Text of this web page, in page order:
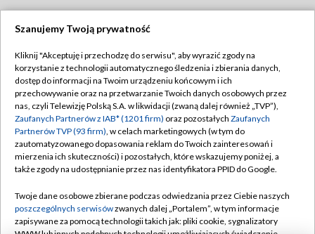
TVP
Abonament TVP
Emisja w TVP
Centrum informacji TVP
Naziemna Telewizja Cyfrowa
Rada Programowa
System NOS
Regulamin TVP
Polityka prywatności
Moje zgody
Pomoc
Kontakt
Szanujemy Twoją prywatność
Kliknij "Akceptuję i przechodzę do serwisu", aby wyrazić zgody na
korzystanie z technologii automatycznego śledzenia i zbierania danych,
dostęp do informacji na Twoim urządzeniu końcowym i ich
przechowywanie oraz na przetwarzanie Twoich danych osobowych przez
nas, czyli Telewizję Polską S.A. w likwidacji (zwaną dalej również „TVP”),
Zaufanych Partnerów z IAB* (1201 firm) oraz pozostałych Zaufanych
Partnerów TVP (93 firm), w celach marketingowych (w tym do
zautomatyzowanego dopasowania reklam do Twoich zainteresowań i
mierzenia ich skuteczności) i pozostałych, które wskazujemy poniżej, a
także zgody na udostępnianie przez nas identyfikatora PPID do Google.
Twoje dane osobowe zbierane podczas odwiedzania przez Ciebie naszych
poszczególnych serwisówzwanych dalej „Portalem”, w tym informacje
zapisywane za pomocą technologii takich jak: pliki cookie, sygnalizatory